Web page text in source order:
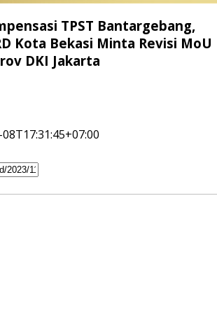
TPST Bantargebang,
Kota Bekasi Minta Revisi MoU
DKI Jakarta